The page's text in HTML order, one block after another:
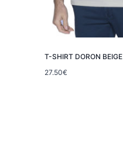
T-SHIRT DORON BEIGE
27.50€